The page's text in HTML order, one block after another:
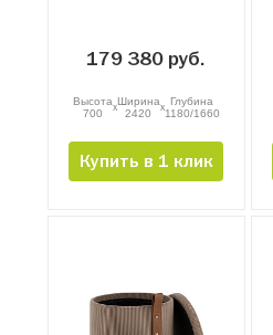
179 380 руб.
Высота
700
xШирина
2420
x Глубина
1180/1660
Купить в 1 клик